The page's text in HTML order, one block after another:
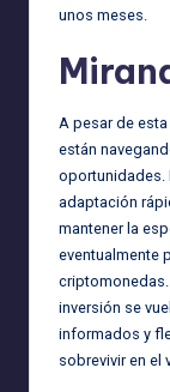
unos meses.
A pesar de
están
oportunidades.
adaptación
mantener la
eventualmente
inversión se
informados y
sobrevivir en el